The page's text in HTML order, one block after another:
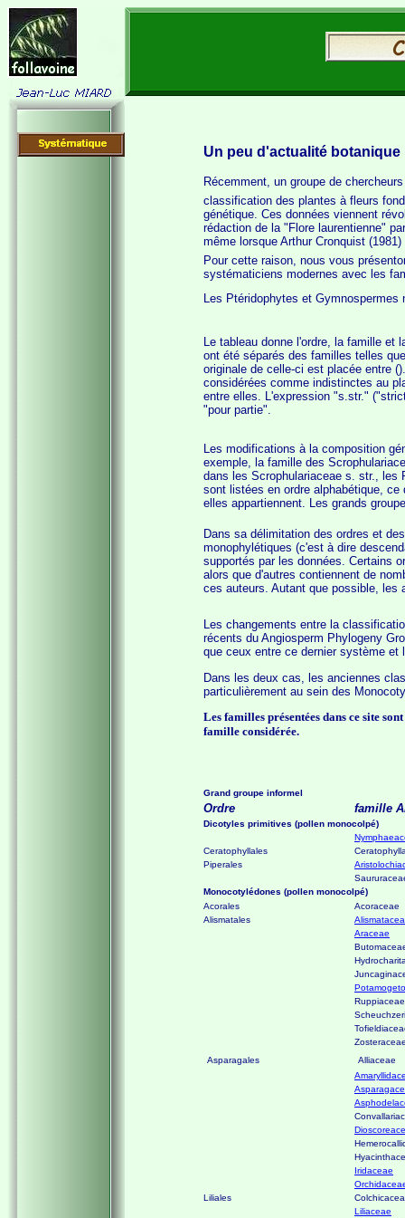
Un peu d'actualité botanique
Récemment, un groupe de
classification des plantes à fleurs
génétique. Ces données viennent
rédaction de la "Flore laurentienne"
même lorsque Arthur Cronquist
Pour cette raison, nous vous
systématiciens modernes avec les
Les Ptéridophytes et
Le tableau donne l'ordre, la famille et
ont été séparés des familles telles
originale de celle-ci est placée entre
considérées comme indistinctes au
entre elles. L'expression "s.str."
"pour partie".
Les modifications à la composition
exemple, la famille des
dans les Scrophulariaceae s. str., les
sont listées en ordre alphabétique,
elles appartiennent. Les grands
Dans sa délimitation des ordres et
monophylétiques (c'est à dire
supportés par les données. Certains
alors que d'autres contiennent de
ces auteurs. Autant que possible, les
Les changements entre la
récents du Angiosperm Phylogeny
que ceux entre ce dernier système et
Dans les deux cas, les anciennes
particulièrement au sein des
Les familles présentées dans ce site
famille considérée.
Grand groupe informel
Ordre famille
Dicotyles primitives (pollen monocolpé)
Ceratophyllales
Piperales
Monocotylédones (pollen monocolpé)
Acorales
Acoraceae
Alismatales
Araceae
Ruppiaceae
Asparagales
Alliaceae
Iridaceae
Liliales
Liliaceae